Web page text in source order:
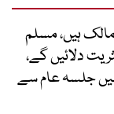
ہیں، مسلم
دلائیں گے،
میں جلسہ عام سے